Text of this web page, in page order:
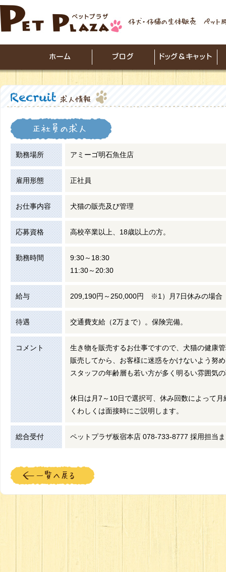
勤務場所 アミーゴ明石魚住店
雇用形態 正社員
お仕事内容 犬猫の販売及び管理
応募資格 高校卒業以上、18歳以上の方。
勤務時間
9:30～18:30
11:30～20:30
給与 209,190円～250,000円 ※1）月7日休みの場
待遇 交通費支給（2万まで）。保険完備。
コメント
生き物を販売するお仕事ですので、犬猫の健康
販売してから、お客様に迷惑をかけないよう努
スタッフの年齢層も若い方が多く明るい雰囲気
休日は月7～10日で選択可、休み回数によって月
くわしくは面接時にご説明します。
総合受付 ペットプラザ板宿本店 078-733-8777 採用担当